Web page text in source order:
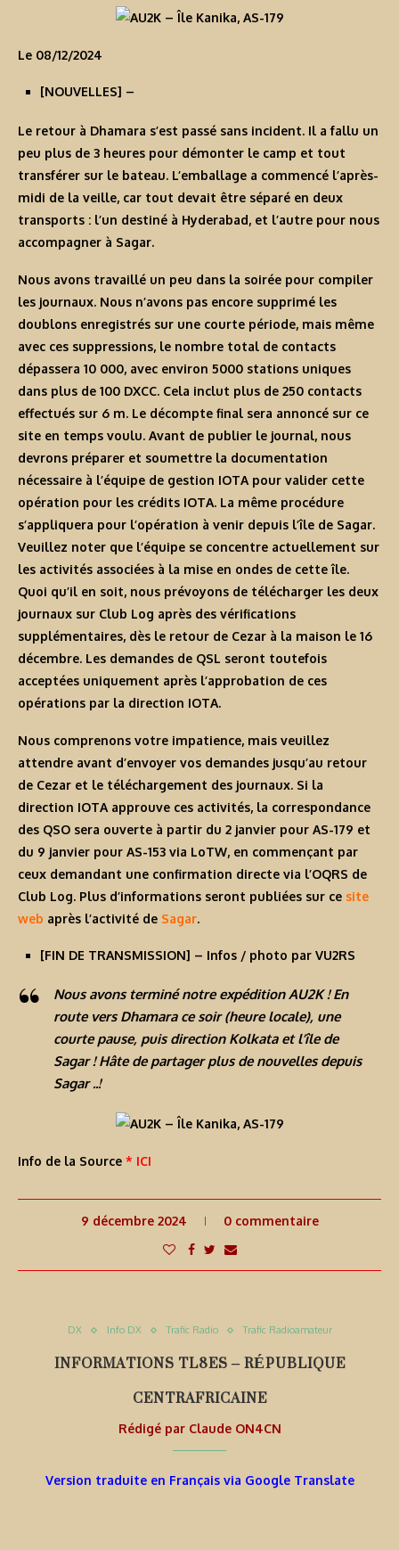
Le 08/12/2024
[NOUVELLES] –
Le retour à Dhamara s’est passé sans incident. Il a fallu un
peu plus de 3 heures pour démonter le camp et tout
transférer sur le bateau. L’emballage a commencé l’après-
midi de la veille, car tout devait être séparé en deux
transports : l’un destiné à Hyderabad, et l’autre pour nous
accompagner à Sagar.
Nous avons travaillé un peu dans la soirée pour compiler
les journaux. Nous n’avons pas encore supprimé les
doublons enregistrés sur une courte période, mais même
avec ces suppressions, le nombre total de contacts
dépassera 10 000, avec environ 5000 stations uniques
dans plus de 100 DXCC. Cela inclut plus de 250 contacts
effectués sur 6 m. Le décompte final sera annoncé sur ce
site en temps voulu. Avant de publier le journal, nous
devrons préparer et soumettre la documentation
nécessaire à l’équipe de gestion IOTA pour valider cette
opération pour les crédits IOTA. La même procédure
s’appliquera pour l’opération à venir depuis l’île de Sagar.
Veuillez noter que l’équipe se concentre actuellement sur
les activités associées à la mise en ondes de cette île.
Quoi qu’il en soit, nous prévoyons de télécharger les deux
journaux sur Club Log après des vérifications
supplémentaires, dès le retour de Cezar à la maison le 16
décembre. Les demandes de QSL seront toutefois
acceptées uniquement après l’approbation de ces
opérations par la direction IOTA.
Nous comprenons votre impatience, mais veuillez
attendre avant d’envoyer vos demandes jusqu’au retour
de Cezar et le téléchargement des journaux. Si la
direction IOTA approuve ces activités, la correspondance
des QSO sera ouverte à partir du 2 janvier pour AS-179 et
du 9 janvier pour AS-153 via LoTW, en commençant par
ceux demandant une confirmation directe via l’OQRS de
Club Log. Plus d’informations seront publiées sur ce site
web après l’activité de Sagar.
[FIN DE TRANSMISSION] – Infos / photo par VU2RS
Nous avons terminé notre expédition AU2K ! En
route vers Dhamara ce soir (heure locale), une
courte pause, puis direction Kolkata et l’île de
Sagar ! Hâte de partager plus de nouvelles depuis
Sagar ..!
Info de la Source * ICI
9 décembre 2024 0 commentaire
DX Info DX Trafic Radio Trafic Radioamateur
INFORMATIONS TL8ES – RÉPUBLIQUE
CENTRAFRICAINE
Rédigé par Claude ON4CN
Version traduite en Français via Google Translate